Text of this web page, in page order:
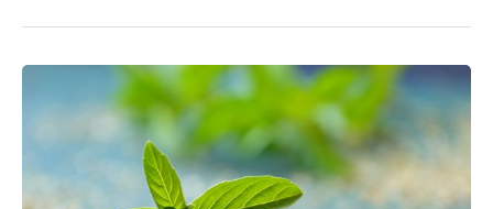
óvatosságot,
szívgyógyszereket